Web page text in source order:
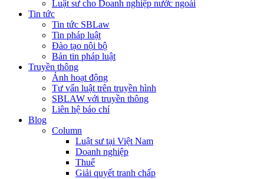
Luật sư cho Doanh nghiệp nước ngoài
Tin tức
Tin tức SBLaw
Tin pháp luật
Đào tạo nội bộ
Bản tin pháp luật
Truyền thông
Ảnh hoạt động
Tư vấn luật trên truyền hình
SBLAW với truyền thông
Liên hệ báo chí
Blog
Column
Luật sư tại Việt Nam
Doanh nghiệp
Thuế
Giải quyết tranh chấp